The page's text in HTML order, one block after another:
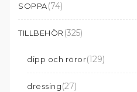
SOPPA(74)
TILLBEHÖR (325)
dipp och röror(129)
dressing(27)